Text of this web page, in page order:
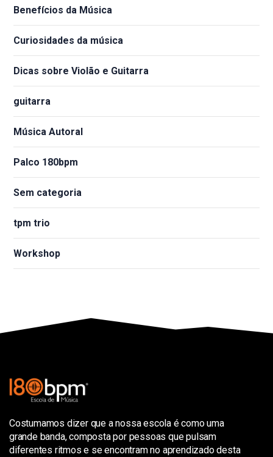
Benefícios da Música
Curiosidades da música
Dicas sobre Violão e Guitarra
guitarra
Música Autoral
Palco 180bpm
Sem categoria
tpm trio
Workshop
Costumamos dizer que a nossa escola é como uma
grande banda, composta por pessoas que pulsam
diferentes ritmos e se encontram no aprendizado desta